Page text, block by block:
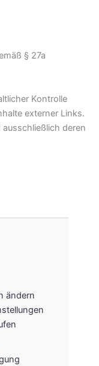
§ 27a
Kontrolle
externer Links.
deren
ändern